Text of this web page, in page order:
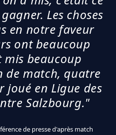
Les choses
en notre faveur
ont beaucoup
beaucoup
de match, quatre
joué en Ligue des
Salzbourg."
de presse d'après match